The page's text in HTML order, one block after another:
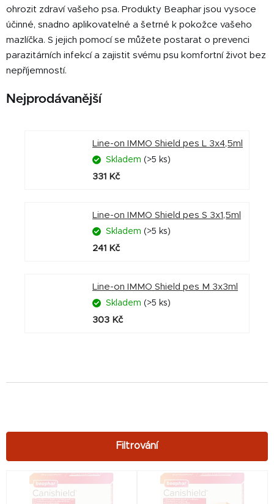
ohrozit zdraví vašeho psa. Produkty Beaphar jsou vysoce
účinné, snadno aplikovatelné a šetrné k pokožce vašeho
mazlíčka. S jejich pomocí se můžete postarat o prevenci
parazitárních infekcí a zajistit svému psu komfortní život bez
nepříjemností.
Nejprodávanější
Line-on IMMO Shield pes L 3x4,5ml
Skladem (>5 ks)
331 Kč
Line-on IMMO Shield pes S 3x1,5ml
Skladem (>5 ks)
241 Kč
Line-on IMMO Shield pes M 3x3ml
Skladem (>5 ks)
303 Kč